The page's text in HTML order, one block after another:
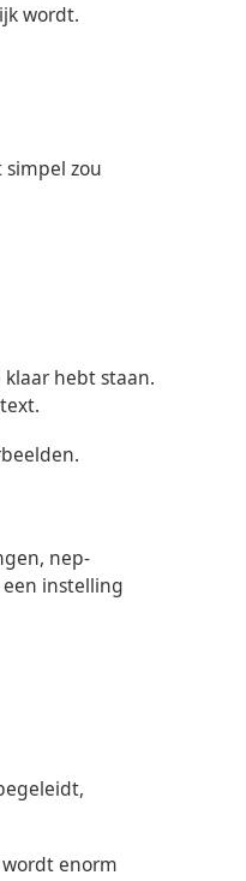
wordt.
zou
hebt staan.
nep-
instelling
enorm